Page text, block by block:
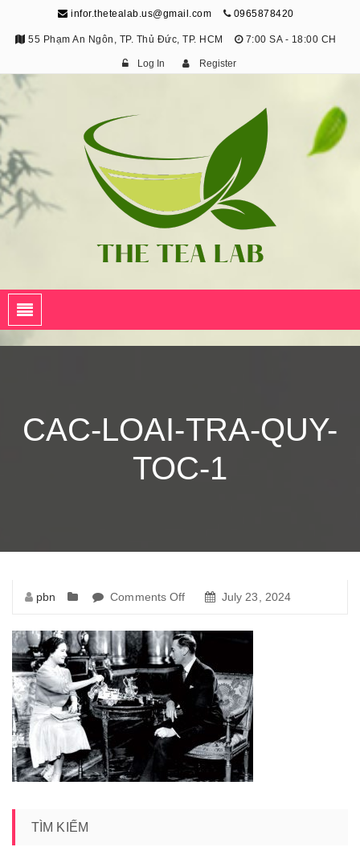
infor.thetealab.us@gmail.com 0965878420
55 Phạm An Ngôn, TP. Thủ Đức, TP. HCM 7:00 SA - 18:00 CH
Log In Register
CAC-LOAI-TRA-QUY-
TOC-1
pbn Comments Off
loai-
tra-
quy-
toc-
July 23, 2024
TÌM KIẾM